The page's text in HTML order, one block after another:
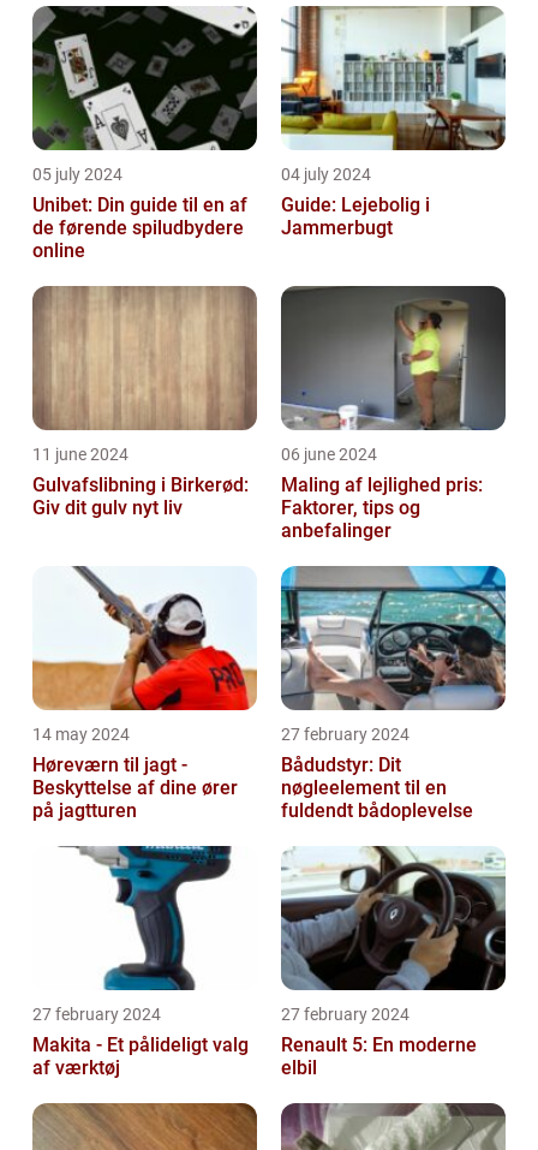
05 july 2024
Unibet: Din guide til en af
de førende spiludbydere
online
04 july 2024
Guide: Lejebolig i
Jammerbugt
11 june 2024
Gulvafslibning i Birkerød:
Giv dit gulv nyt liv
06 june 2024
Maling af lejlighed pris:
Faktorer, tips og
anbefalinger
14 may 2024
Høreværn til jagt -
Beskyttelse af dine ører
på jagtturen
27 february 2024
Bådudstyr: Dit
nøgleelement til en
fuldendt bådoplevelse
27 february 2024
Makita - Et pålideligt valg
af værktøj
27 february 2024
Renault 5: En moderne
elbil